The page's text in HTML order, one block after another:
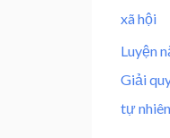
xã hội
Luyện
Giải
tự nhiên